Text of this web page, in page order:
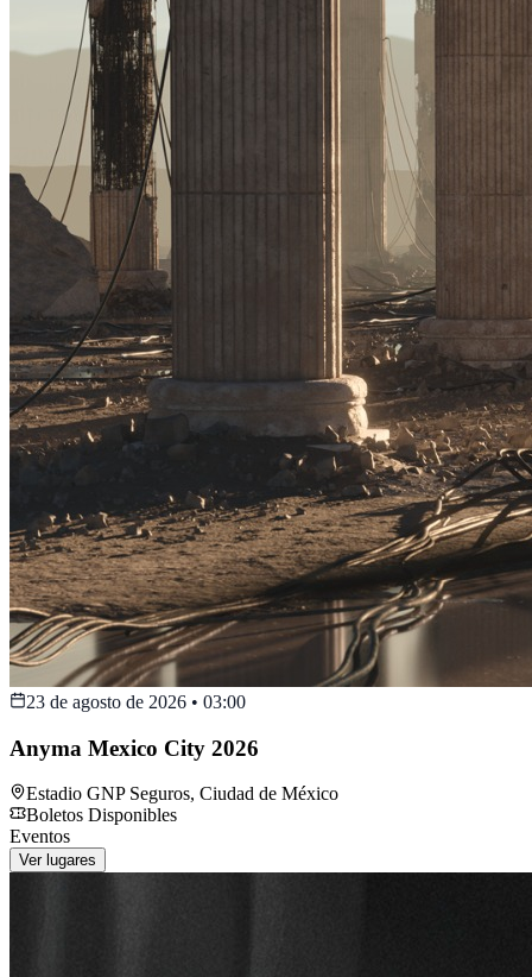
23 de agosto de 2026 • 03:00
Anyma Mexico City 2026
Estadio GNP Seguros, Ciudad de México
Boletos Disponibles
Eventos
Ver lugares